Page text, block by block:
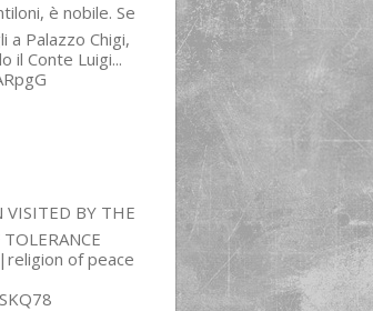
è nobile. Se
a Palazzo Chigi,
il Conte Luigi...
VISITED BY THE
|religion of peace